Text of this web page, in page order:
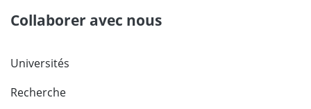
Collaborer avec nous
Universités
Recherche